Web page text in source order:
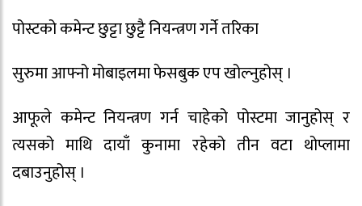
पोस्टको कमेन्ट छुट्टा छुट्टै नियन्त्रण गर्ने तरिका
सुरुमा आफ्नो मोबाइलमा फेसबुक एप खोल्नुहोस् ।
आफूले कमेन्ट नियन्त्रण गर्न चाहेको पोस्टमा जानुहोस् र
त्यसको माथि दायाँ कुनामा रहेको तीन वटा थोप्लामा
दबाउनुहोस् ।